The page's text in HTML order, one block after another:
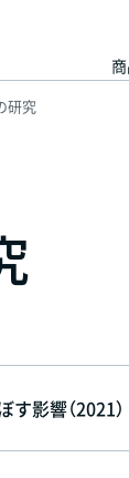
研究
影響（2021）